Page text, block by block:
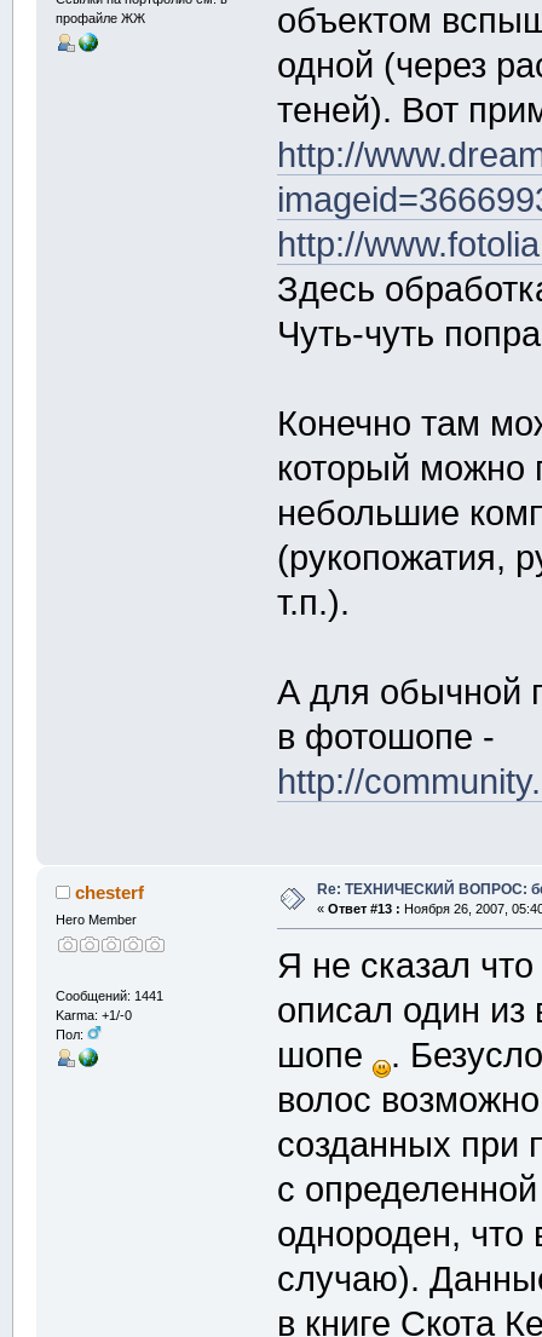
профайле ЖЖ
объектом
одной (через
теней). Вот
http://
http://
Здесь
Чуть-чуть
Конечно там
который можно
небольшие
(рукопожатия,
т.п.).
А для обычной
в фотошопе -
http://
chesterf
Hero Member
Сообщений: 1441
Karma: +1/-0
Пол:
Re: ТЕХНИЧЕСКИЙ ВОПРОС:
« Ответ #13 : Ноября 26, 2007,
Я не сказал
описал один из
шопе .
волос
созданных при
с
однороден, что
случаю).
в книге Скота